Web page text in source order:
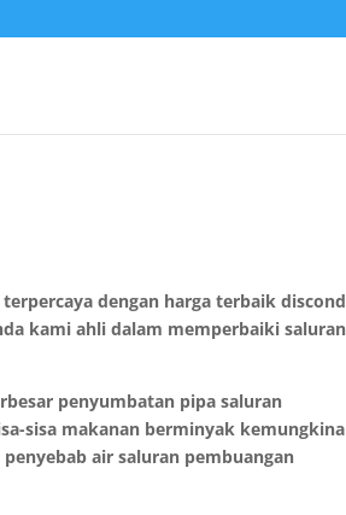
dengan harga terbaik discond
kami ahli dalam memperbaiki saluran
penyumbatan pipa saluran
sisa makanan berminyak
air saluran pembuangan